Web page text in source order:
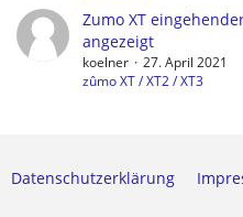
Zumo XT
angezeigt
koelner
27. April 2021
zûmo XT / XT2 / XT3
Datenschutzerklärung